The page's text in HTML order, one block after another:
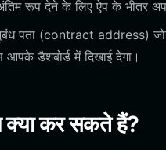
रूप देने के लिए ऐप के भीतर
पता (contract address)
डैशबोर्ड में दिखाई देगा।
कर सकते हैं?